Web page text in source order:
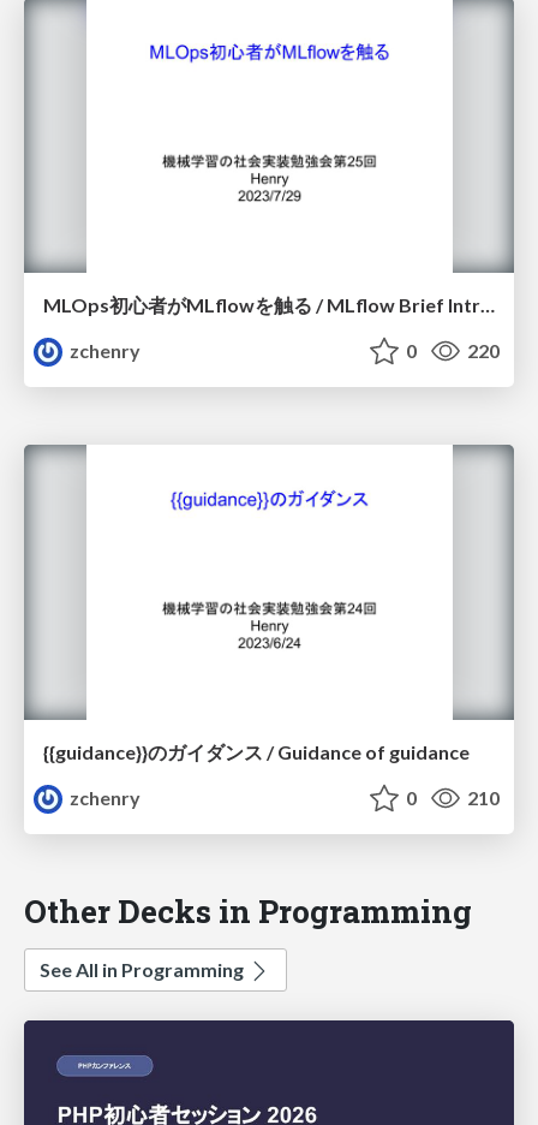
MLOps初心者がMLflowを触る / MLflow Brief Introduction
zchenry
0 220
{{guidance}}のガイダンス / Guidance of guidance
zchenry
0 210
Other Decks in Programming
See All in Programming